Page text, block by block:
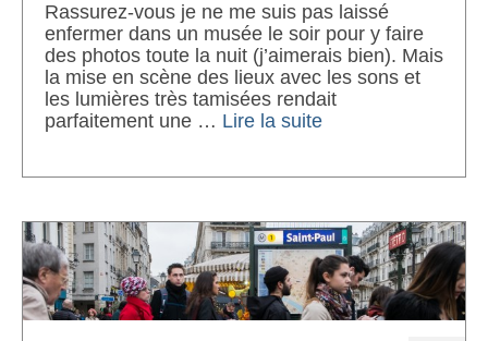
Rassurez-vous je ne me suis pas laissé
enfermer dans un musée le soir pour y faire
des photos toute la nuit (j’aimerais bien). Mais
la mise en scène des lieux avec les sons et
les lumières très tamisées rendait
parfaitement une … Lire la suite­­